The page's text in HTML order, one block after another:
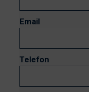
Email
Telefon